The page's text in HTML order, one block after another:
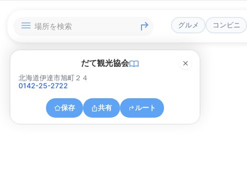
グルメ コンビニ
だて観光協会
北海道伊達市旭町２４
0142-25-2722
保存 共有 ルート